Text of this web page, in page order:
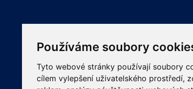
Používáme soubory
Tyto webové stránky používají soubory
cílem vylepšení uživatelského prostředí,